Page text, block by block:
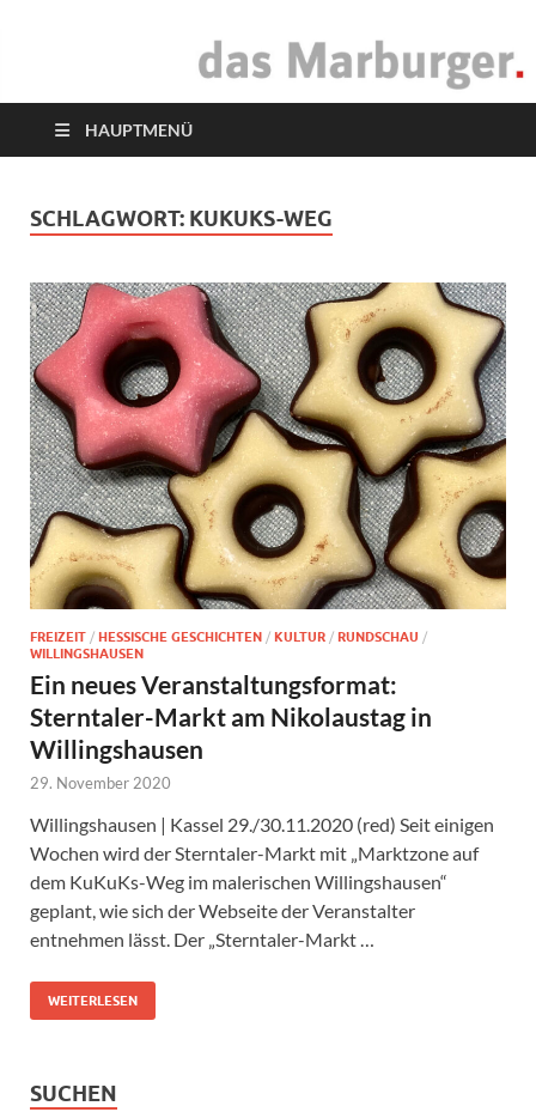
das Marburger.
HAUPTMENÜ
SCHLAGWORT: KUKUKS-WEG
FREIZEIT / HESSISCHE GESCHICHTEN / KULTUR / RUNDSCHAU /
WILLINGSHAUSEN
Ein neues Veranstaltungsformat:
Sterntaler-Markt am Nikolaustag in
Willingshausen
29. November 2020
Willingshausen | Kassel 29./30.11.2020 (red) Seit einigen
Wochen wird der Sterntaler-Markt mit „Marktzone auf
dem KuKuKs-Weg im malerischen Willingshausen“
geplant, wie sich der Webseite der Veranstalter
entnehmen lässt. Der „Sterntaler-Markt …
WEITERLESEN
SUCHEN